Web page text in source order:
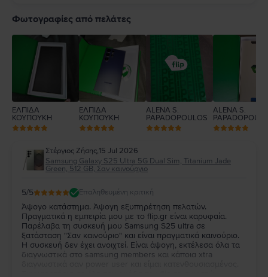
4
Φωτογραφίες από πελάτες
ΕΛΠΙΔΑ
ΚΟΥΠΟΥΚΗ
ΕΛΠΙΔΑ
ΚΟΥΠΟΥΚΗ
ALENA S.
PAPADOPOULOS
ALENA S.
Στέργιος Ζήσης,15 Jul 2026
Samsung Galaxy S25 Ultra 5G Dual Sim, Titanium Jade
Green, 512 GB, Σαν καινούργιο
5/5 Επαληθευμένη κριτική
Άψογο κατάστημα. Άψογη εξυπηρέτηση πελατών.
Πραγματικά η εμπειρία μου με το flip.gr είναι καρυφαία.
Παρέλαβα τη συσκευή μου Samsung S25 ultra σε
ξατάσταση "Σαν καινούριο" και είναι πραγματικά καινούριο.
Η συσκευή δεν έχει ανοιχτεί. Είναι άψογη, εκτέλεσα όλα τα
διαγνωστικά στο samsung members και κάποια xtra